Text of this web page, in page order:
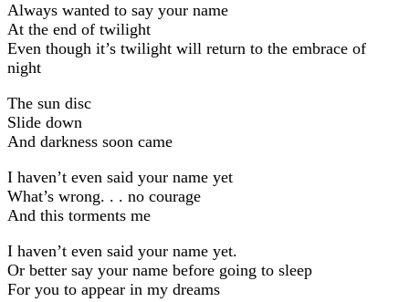
Always wanted to say your name
At the end of twilight
Even though it’s twilight will return to the embrace of
night
The sun disc
Slide down
And darkness soon came
I haven’t even said your name yet
What’s wrong. . . no courage
And this torments me
I haven’t even said your name yet.
Or better say your name before going to sleep
For you to appear in my dreams